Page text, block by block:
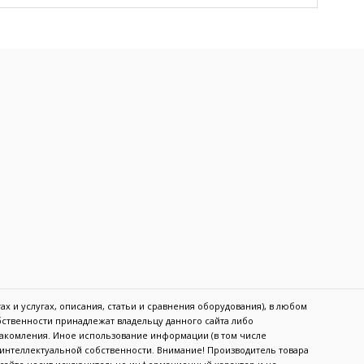
и услугах, описания, статьи и сравнения оборудования), в любом
принадлежат владельцу данного сайта либо
Иное использование информации (в том числе
собственности. Внимание! Производитель товара